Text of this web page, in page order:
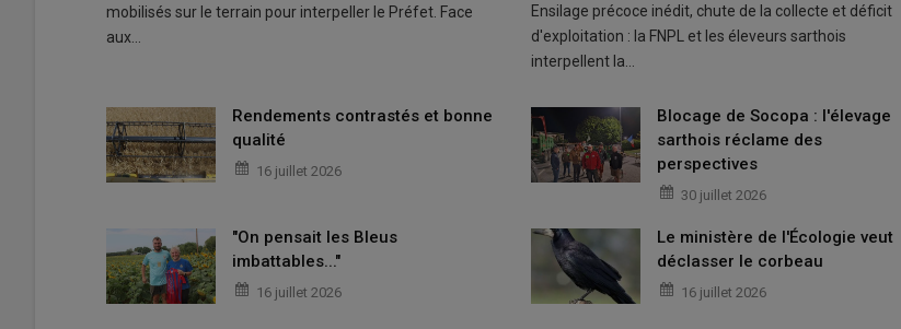
mobilisés sur le terrain pour interpeller le Préfet. Face
aux…
Ensilage précoce inédit, chute de la collecte et déficit
d'exploitation : la FNPL et les éleveurs sarthois
interpellent la…
Rendements contrastés et bonne
qualité
16 juillet 2026
Blocage de Socopa : l'élevage
sarthois réclame des
perspectives
30 juillet 2026
"On pensait les Bleus
imbattables..."
16 juillet 2026
Le ministère de l'Écologie veut
déclasser le corbeau
16 juillet 2026